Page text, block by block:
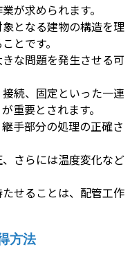
が求められます。
となる建物の構造を理
とです。
な問題を発生させる可
続、固定といった一連
重要とされます。
手部分の処理の正確さ
さらには温度変化など
せることは、配管工作
方法